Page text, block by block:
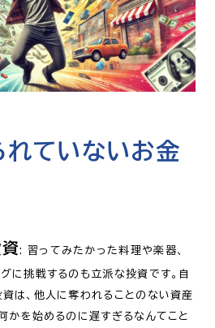
れていないお金
資: 習ってみたかった料理や楽器、
に挑戦するのも立派な投資です。自
は、他人に奪われることのない資産
かを始めるのに遅すぎるなんてこと